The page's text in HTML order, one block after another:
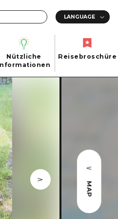
Nützliche
bei Katastrophen
Reisebroschüre
MAP